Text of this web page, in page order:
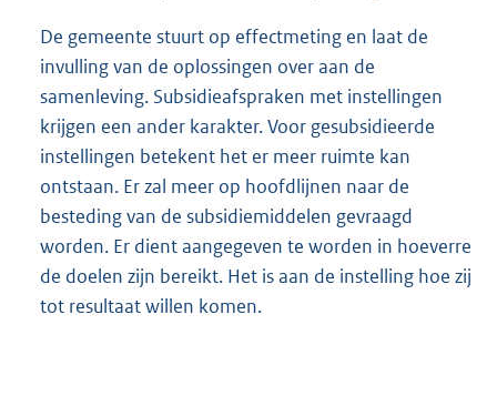
De gemeente stuurt op effectmeting en laat de
invulling van de oplossingen over aan de
samenleving. Subsidieafspraken met instellingen
krijgen een ander karakter. Voor gesubsidieerde
instellingen betekent het er meer ruimte kan
ontstaan. Er zal meer op hoofdlijnen naar de
besteding van de subsidiemiddelen gevraagd
worden. Er dient aangegeven te worden in hoeverre
de doelen zijn bereikt. Het is aan de instelling hoe zij
tot resultaat willen komen.